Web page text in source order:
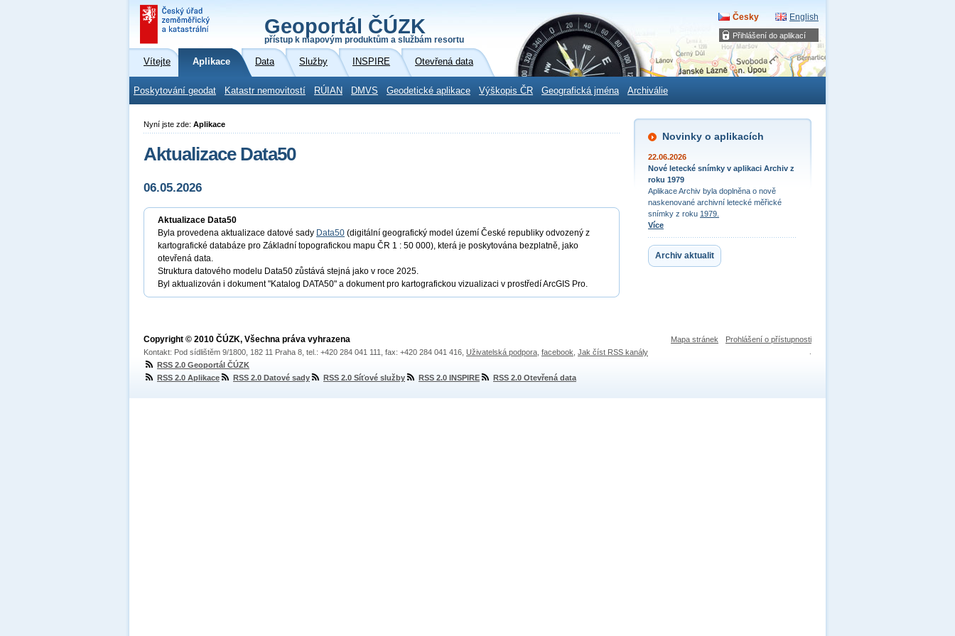
Přihlášení do aplikací
Geoportál ČÚZK
přístup k mapovým produktům a službám resortu
Česky English
Vítejte Aplikace Data Služby INSPIRE Otevřená data
Poskytování geodat Katastr nemovitostí RÚIAN DMVS Geodetické aplikace Výškopis ČR Geografická jména Archiválie
Novinky o aplikacích
22.06.2026
Nové letecké snímky v aplikaci Archiv z
roku 1979
Aplikace Archiv byla doplněna o nově
naskenované archivní letecké měřické
snímky z roku 1979.
Více
Archiv aktualit
Nyní jste zde: Aplikace
Aktualizace Data50
06.05.2026
Aktualizace Data50
Byla provedena aktualizace datové sady Data50 (digitální geografický model území České republiky odvozený z
kartografické databáze pro Základní topografickou mapu ČR 1 : 50 000), která je poskytována bezplatně, jako
otevřená data.
Struktura datového modelu Data50 zůstává stejná jako v roce 2025.
Byl aktualizován i dokument "Katalog DATA50" a dokument pro kartografickou vizualizaci v prostředí ArcGIS Pro.
Mapa stránek Prohlášení o přístupnosti
Copyright © 2010 ČÚZK, Všechna práva vyhrazena
Kontakt: Pod sídlištěm 9/1800, 182 11 Praha 8, tel.: +420 284 041 111, fax: +420 284 041 416, Uživatelská podpora facebook Jak číst RSS kanály
RSS 2.0 Geoportál ČÚZK
RSS 2.0 Aplikace
RSS 2.0 Datové sady RSS 2.0 Síťové služby RSS 2.0 INSPIRE RSS 2.0 Otevřená data